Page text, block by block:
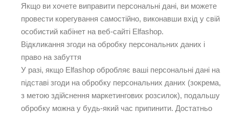
Якщо ви хочете виправити персональні дані, ви можете
провести корегування самостійно, виконавши вхід у свій
особистий кабінет на веб-сайті Elfashop.
Відкликання згоди на обробку персональних даних і
право на забуття
У разі, якщо Elfashop обробляє ваші персональні дані на
підставі згоди на обробку персональних даних (зокрема,
з метою здійснення маркетингових розсилок), подальшу
обробку можна у будь-який час припинити. Достатньо